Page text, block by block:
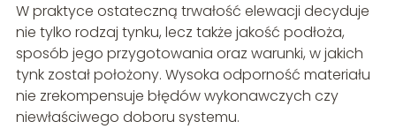
W praktyce ostateczną trwałość elewacji decyduje
nie tylko rodzaj tynku, lecz także jakość podłoża,
sposób jego przygotowania oraz warunki, w jakich
tynk został położony. Wysoka odporność materiału
nie zrekompensuje błędów wykonawczych czy
niewłaściwego doboru systemu.